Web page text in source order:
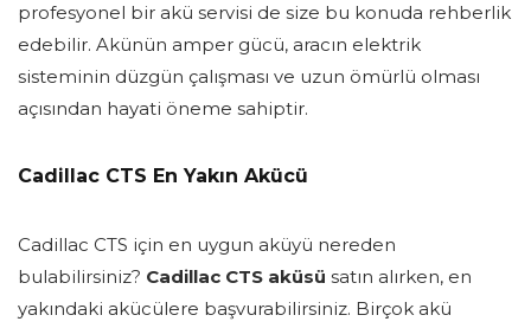
profesyonel bir akü servisi de size bu konuda rehberlik
edebilir. Akünün amper gücü, aracın elektrik
sisteminin düzgün çalışması ve uzun ömürlü olması
açısından hayati öneme sahiptir.
Cadillac CTS En Yakın Akücü
Cadillac CTS için en uygun aküyü nereden
bulabilirsiniz? Cadillac CTS aküsü satın alırken, en
yakındaki akücülere başvurabilirsiniz. Birçok akü